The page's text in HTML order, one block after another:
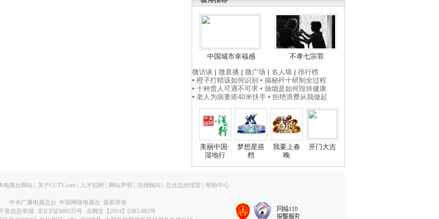
中国城市幸福感
不孝七宗罪
微访谈 | 微直播 | 微广场 | 名人墙 | 排行榜
• 橙子打蜡该如何识别 • 揭秘歼十研制全过程
• 十种贵人可遇不可求 • 抽烟是如何毁掉健康
• 老人为病妻搭40米扶手 • 拒绝浪费从我做起
美丽中国·
湿地行
梦想星搭
档
我要上春
晚
开门大吉
电视台网站 关于CCTV.com 人才招聘 网站声明 法律顾问 总台总经理室 帮助中心
中央广播电视总台 中国网络电视台 版权所有
良信息举报
京ICP证060535号
京网文【2014】0383-083号